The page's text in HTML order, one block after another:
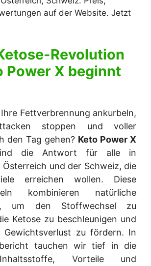
auf der Website. Jetzt
Revolution
Power X beginnt
Fettverbrennung ankurbeln,
stoppen und voller
den Tag gehen? Keto Power X
die Antwort für alle in
Österreich und der Schweiz, die
erreichen wollen. Diese
kombinieren natürliche
um den Stoffwechsel zu
Ketose zu beschleunigen und
Gewichtsverlust zu fördern. In
tauchen wir tief in die
Vorteile und